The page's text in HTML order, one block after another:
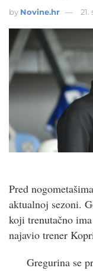
by Novine.hr 21.
Pred
aktualnoj sezoni.
koji trenutačno
najavio trener
Gregurina se